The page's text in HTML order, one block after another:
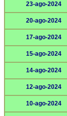
23-ago-2024
20-ago-2024
17-ago-2024
15-ago-2024
14-ago-2024
12-ago-2024
10-ago-2024